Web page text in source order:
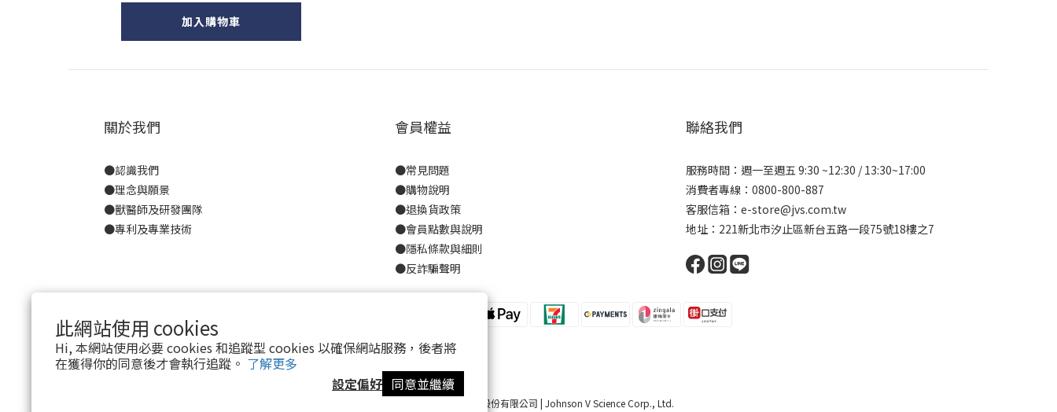
此網站使用 cookies
Hi, 本網站使用必要 cookies 和追蹤型 cookies 以確保網站服務，後者將
在獲得你的同意後才會執行追蹤。 了解更多
設定偏好 同意並繼續
加入購物車
關於我們
●認識我們
●理念與願景
●獸醫師及研發團隊
●專利及專業技術
會員權益
●常見問題
●購物說明
●退換貨政策
●會員點數與說明
●隱私條款與細則
●反詐騙聲明
聯絡我們
服務時間：週一至週五 9:30 ~12:30 / 13:30~17:00
消費者專線：0800-800-887
客服信箱：e-store@jvs.com.tw
地址：221新北市汐止區新台五路一段75號18樓之7
Copyright 2021 ©寶昕股份有限公司 | Johnson V Science Corp., Ltd.